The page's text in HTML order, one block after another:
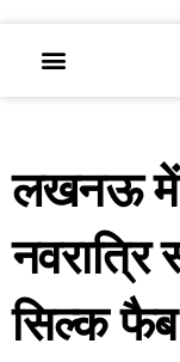
लखनऊ में
सिल्क फैब